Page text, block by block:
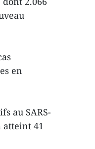
en
au SARS-
atteint 41